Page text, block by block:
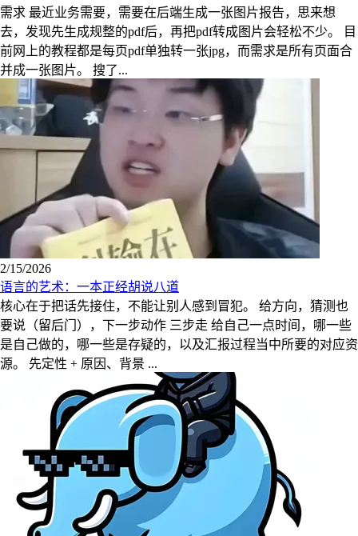
需求 最近业务需要，需要在后端生成一张图片报告，思来想
去，发现先生成规整的pdf后，再把pdf转成图片会轻松不少。 目
前网上的教程都是每页pdf单独转一张jpg，而需求是所有页面合
并成一张图片。 搜了...
2/15/2026
语言的艺术：一本正经胡说八道
核心在于把话先接住，不能让别人感到冒犯。 给方向，猜测也
要说（留后门），下一步动作 三步走 给自己一点时间，哪一些
是自己做的，哪一些是存疑的，以及汇报过程当中所要的对应资
源。 先定性 + 原因、背景 ...